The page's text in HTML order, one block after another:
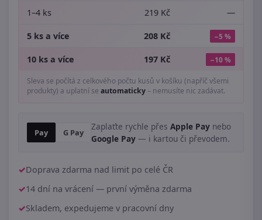
1–4 ks 219 Kč —
5 ks a více 208 Kč −5 %
10 ks a více 197 Kč −10 %
Sleva se počítá z celkového počtu kusů v košíku (napříč všemi
produkty) a uplatní se automaticky– nemusíte nic zadávat.
Pay G Pay
Zaplaťte rychle přes Apple Pay nebo
Google Pay — i kartou či převodem.
Doprava zdarma nad limit po celé ČR
14 dní na vrácení — první výměna zdarma
Skladem, expedujeme v pracovní dny